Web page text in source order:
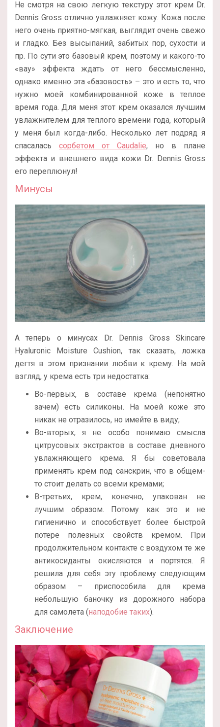
Не смотря на свою легкую текстуру этот крем Dr.
Dennis Gross отлично увлажняет кожу. Кожа после
него очень приятно-мягкая, выглядит очень свежо
и гладко. Без высыпаний, забитых пор, сухости и
пр. По сути это базовый крем, поэтому и какого-то
«вау» эффекта ждать от него бессмысленно,
однако именно эта «базовость» – это и есть то, что
нужно моей комбинированной коже в теплое
время года. Для меня этот крем оказался лучшим
увлажнителем для теплого времени года, который
у меня был когда-либо. Несколько лет подряд я
спасалась сорбетом от Caudalie, но в плане
эффекта и внешнего вида кожи Dr. Dennis Gross
его переплюнул!
Минусы
А теперь о минусах Dr. Dennis Gross Skincare
Hyaluronic Moisture Cushion, так сказать, ложка
дегтя в этом признании любви к крему. На мой
взгляд, у крема есть три недостатка:
Во-первых, в составе крема (непонятно
зачем) есть силиконы. На моей коже это
никак не отразилось, но имейте в виду;
Во-вторых, я не особо понимаю смысла
цитрусовых экстрактов в составе дневного
увлажняющего крема. Я бы советовала
применять крем под санскрин, что в общем-
то стоит делать со всеми кремами;
В-третьих, крем, конечно, упакован не
лучшим образом. Потому как это и не
гигиенично и способствует более быстрой
потере полезных свойств кремом. При
продолжительном контакте с воздухом те же
антикосиданты окисляются и портятся. Я
решила для себя эту проблему следующим
образом – приспособила для крема
небольшую баночку из дорожного набора
для самолета (наподобие таких).
Заключение